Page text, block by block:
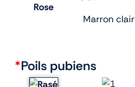
Rose
Marron clair
*Poils pubiens